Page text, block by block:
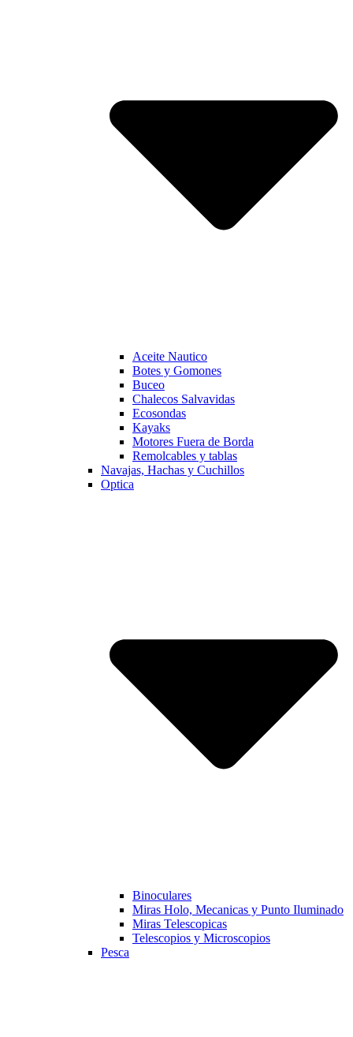
Aceite Nautico
Botes y Gomones
Buceo
Chalecos Salvavidas
Ecosondas
Kayaks
Motores Fuera de Borda
Remolcables y tablas
Navajas, Hachas y Cuchillos
Optica
Binoculares
Miras Holo, Mecanicas y Punto Iluminado
Miras Telescopicas
Telescopios y Microscopios
Pesca